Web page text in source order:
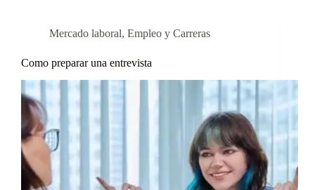
Mercado laboral, Empleo y Carreras
Como preparar una entrevista